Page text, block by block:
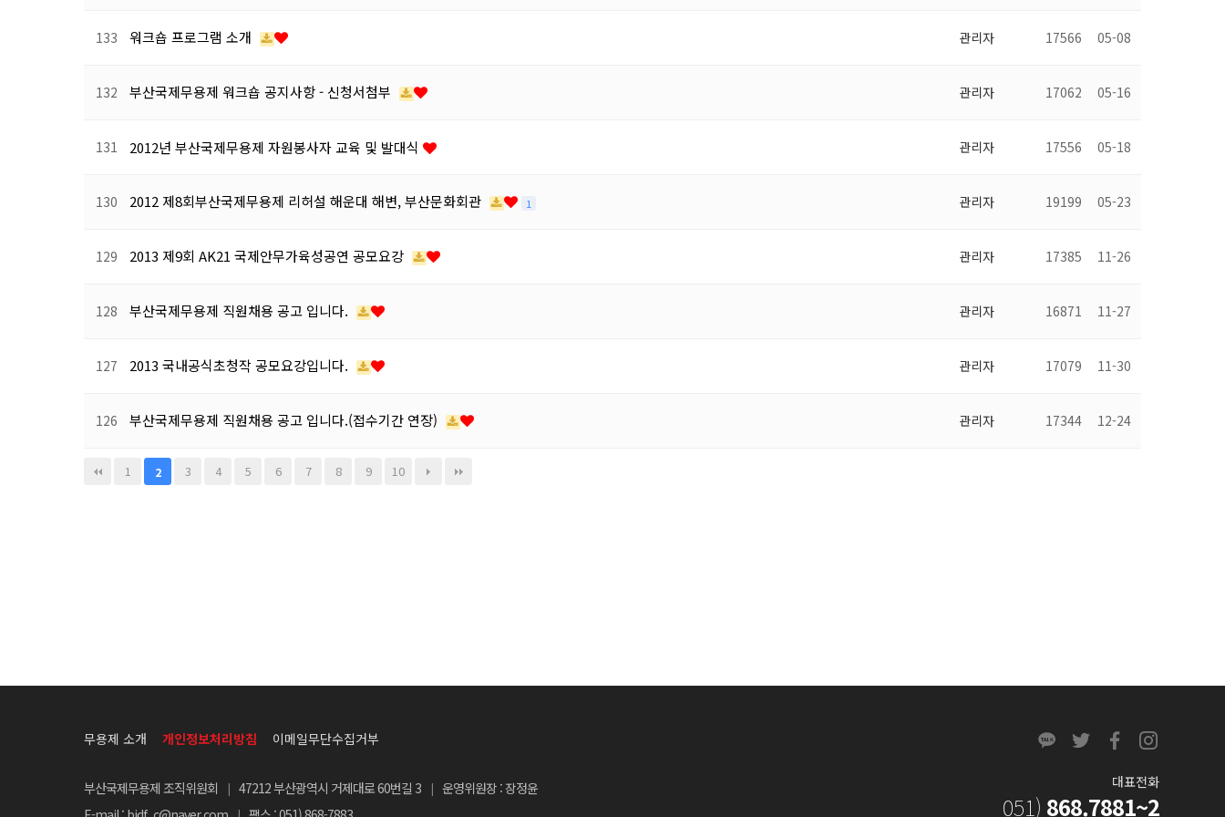
133 워크숍 프로그램 소개 관리자 17566 05-08
132 부산국제무용제 워크숍 공지사항 - 신청서첨부 관리자 17062 05-16
131 2012년 부산국제무용제 자원봉사자 교육 및 발대식 관리자 17556 05-18
130 2012 제8회부산국제무용제 리허설 해운대 해변, 부산문화회관 1 관리자 19199 05-23
129 2013 제9회 AK21 국제안무가육성공연 공모요강 관리자 17385 11-26
128 부산국제무용제 직원채용 공고 입니다. 관리자 16871 11-27
127 2013 국내공식초청작 공모요강입니다. 관리자 17079 11-30
126 부산국제무용제 직원채용 공고 입니다.(접수기간 연장) 관리자 17344 12-24
1 2 3 4 5 6 7 8 9 10
무용제 소개 개인정보처리방침 이메일무단수집거부
부산국제무용제 조직위원회 | 47212 부산광역시 거제대로 60번길 3 | 운영위원장 : 장정윤
대표전화
051) 868.7881~2